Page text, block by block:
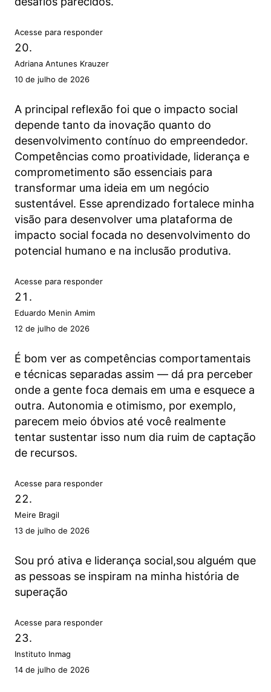
Acesse para responder
Adriana Antunes Krauzer
10 de julho de 2026
A principal reflexão foi que o impacto social
depende tanto da inovação quanto do
desenvolvimento contínuo do empreendedor.
Competências como proatividade, liderança e
comprometimento são essenciais para
transformar uma ideia em um negócio
sustentável. Esse aprendizado fortalece minha
visão para desenvolver uma plataforma de
impacto social focada no desenvolvimento do
potencial humano e na inclusão produtiva.
Acesse para responder
Eduardo Menin Amim
12 de julho de 2026
É bom ver as competências comportamentais
e técnicas separadas assim — dá pra perceber
onde a gente foca demais em uma e esquece a
outra. Autonomia e otimismo, por exemplo,
parecem meio óbvios até você realmente
tentar sustentar isso num dia ruim de captação
de recursos.
Acesse para responder
Meire Bragil
13 de julho de 2026
Sou pró ativa e liderança social,sou alguém que
as pessoas se inspiram na minha história de
superação
Acesse para responder
Instituto Inmag
14 de julho de 2026